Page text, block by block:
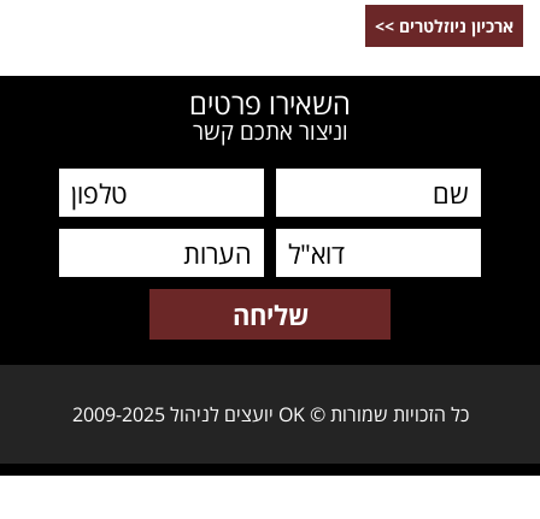
ארכיון ניוזלטרים >>
השאירו פרטים
וניצור אתכם קשר
כל הזכויות שמורות © OK יועצים לניהול 2009-2025